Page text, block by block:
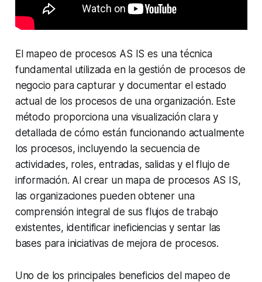
El mapeo de procesos AS IS es una técnica
fundamental utilizada en la gestión de procesos de
negocio para capturar y documentar el estado
actual de los procesos de una organización. Este
método proporciona una visualización clara y
detallada de cómo están funcionando actualmente
los procesos, incluyendo la secuencia de
actividades, roles, entradas, salidas y el flujo de
información. Al crear un mapa de procesos AS IS,
las organizaciones pueden obtener una
comprensión integral de sus flujos de trabajo
existentes, identificar ineficiencias y sentar las
bases para iniciativas de mejora de procesos.
Uno de los principales beneficios del mapeo de